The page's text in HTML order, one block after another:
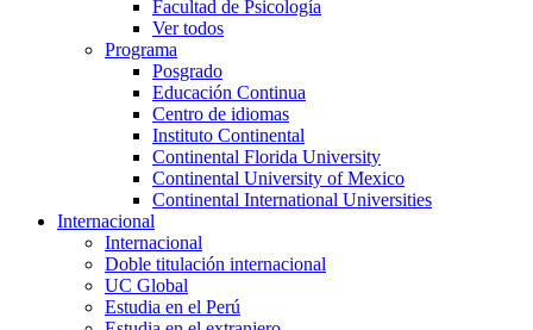
Facultad de Psicología
Ver todos
Programa
Posgrado
Educación Continua
Centro de idiomas
Instituto Continental
Continental Florida University
Continental University of Mexico
Continental International Universities
Internacional
Internacional
Doble titulación internacional
UC Global
Estudia en el Perú